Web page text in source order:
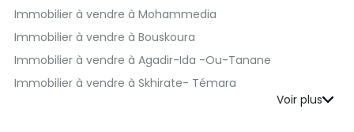
Immobilier à vendre à Mohammedia
Immobilier à vendre à Bouskoura
Immobilier à vendre à Agadir-Ida -Ou-Tanane
Immobilier à vendre à Skhirate- Témara